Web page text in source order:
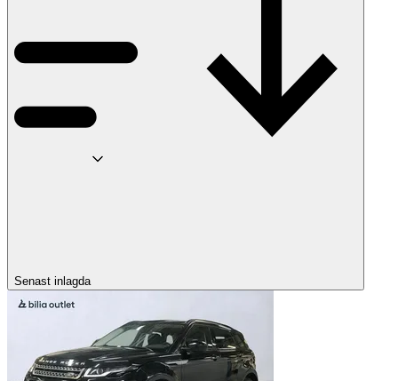
Senast inlagda